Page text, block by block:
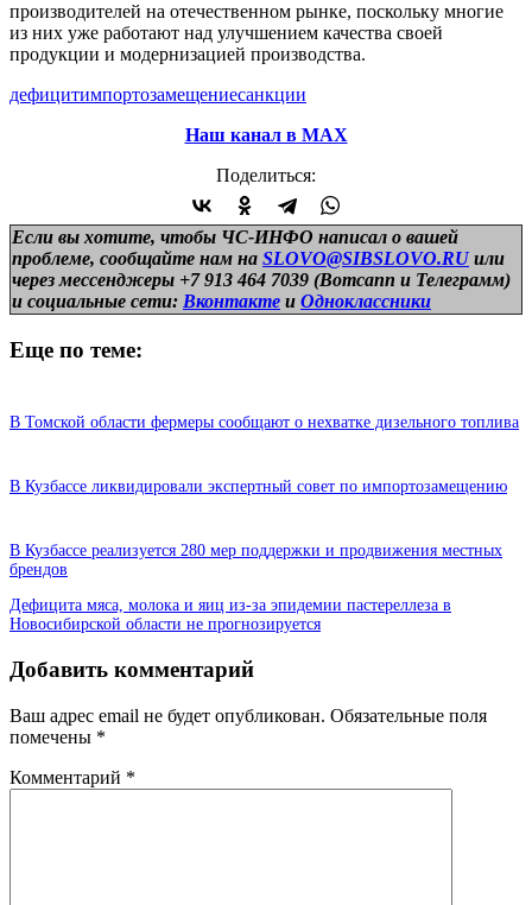
производителей на отечественном рынке, поскольку многие
из них уже работают над улучшением качества своей
продукции и модернизацией производства.
дефицитимпортозамещениесанкции
Наш канал в МАХ
Поделиться:
Если вы хотите, чтобы ЧС-ИНФО написал о вашей
проблеме, сообщайте нам на SLOVO@SIBSLOVO.RU или
через мессенджеры +7 913 464 7039 (Вотсапп и Телеграмм)
и социальные сети: Вконтакте и Одноклассники
Еще по теме:
В Томской области фермеры сообщают о нехватке дизельного топлива
В Кузбассе ликвидировали экспертный совет по импортозамещению
В Кузбассе реализуется 280 мер поддержки и продвижения местных
брендов
Дефицита мяса, молока и яиц из-за эпидемии пастереллеза в
Новосибирской области не прогнозируется
Добавить комментарий
Ваш адрес email не будет опубликован. Обязательные поля
помечены *
Комментарий *